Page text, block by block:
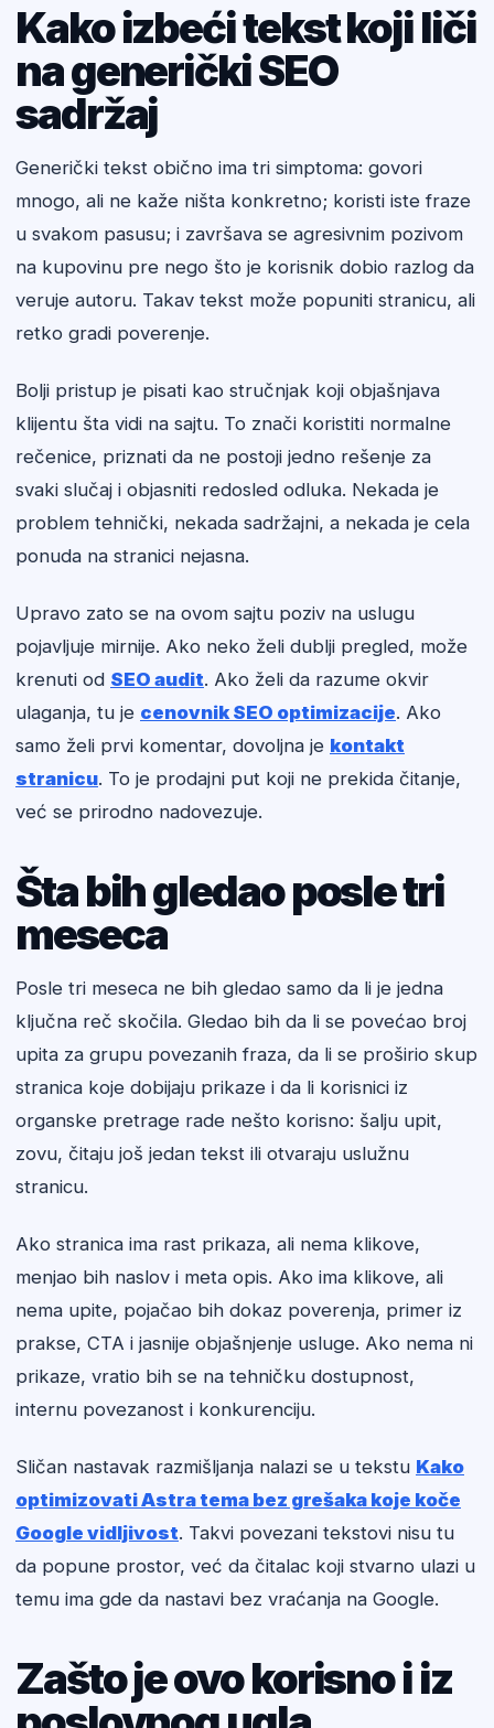
Kako izbeći tekst koji liči
na generički SEO
sadržaj
Generički tekst obično ima tri simptoma: govori
mnogo, ali ne kaže ništa konkretno; koristi iste fraze
u svakom pasusu; i završava se agresivnim pozivom
na kupovinu pre nego što je korisnik dobio razlog da
veruje autoru. Takav tekst može popuniti stranicu, ali
retko gradi poverenje.
Bolji pristup je pisati kao stručnjak koji objašnjava
klijentu šta vidi na sajtu. To znači koristiti normalne
rečenice, priznati da ne postoji jedno rešenje za
svaki slučaj i objasniti redosled odluka. Nekada je
problem tehnički, nekada sadržajni, a nekada je cela
ponuda na stranici nejasna.
Upravo zato se na ovom sajtu poziv na uslugu
pojavljuje mirnije. Ako neko želi dublji pregled, može
krenuti od SEO audit. Ako želi da razume okvir
ulaganja, tu je cenovnik SEO optimizacije. Ako
samo želi prvi komentar, dovoljna je kontakt
stranicu. To je prodajni put koji ne prekida čitanje,
već se prirodno nadovezuje.
Šta bih gledao posle tri
meseca
Posle tri meseca ne bih gledao samo da li je jedna
ključna reč skočila. Gledao bih da li se povećao broj
upita za grupu povezanih fraza, da li se proširio skup
stranica koje dobijaju prikaze i da li korisnici iz
organske pretrage rade nešto korisno: šalju upit,
zovu, čitaju još jedan tekst ili otvaraju uslužnu
stranicu.
Ako stranica ima rast prikaza, ali nema klikove,
menjao bih naslov i meta opis. Ako ima klikove, ali
nema upite, pojačao bih dokaz poverenja, primer iz
prakse, CTA i jasnije objašnjenje usluge. Ako nema ni
prikaze, vratio bih se na tehničku dostupnost,
internu povezanost i konkurenciju.
Sličan nastavak razmišljanja nalazi se u tekstu Kako
optimizovati Astra tema bez grešaka koje koče
Google vidljivost. Takvi povezani tekstovi nisu tu
da popune prostor, već da čitalac koji stvarno ulazi u
temu ima gde da nastavi bez vraćanja na Google.
Zašto je ovo korisno i iz